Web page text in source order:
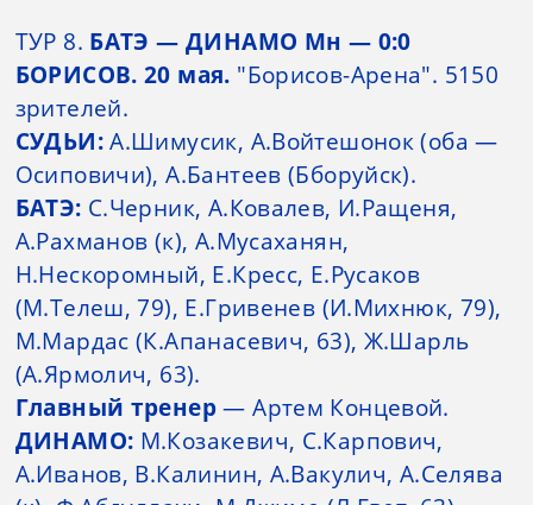
ТУР 8. БАТЭ — ДИНАМО Мн — 0:0
БОРИСОВ. 20 мая. "Борисов-Арена". 5150
зрителей.
СУДЬИ:А.Шимусик, А.Войтешонок (оба —
Осиповичи), А.Бантеев (Бборуйск).
БАТЭ: С.Черник, А.Ковалев, И.Ращеня,
А.Рахманов (к), А.Мусаханян,
Н.Нескоромный, Е.Кресс, Е.Русаков
(М.Телеш, 79), Е.Гривенев (И.Михнюк, 79),
М.Мардас (К.Апанасевич, 63), Ж.Шарль
(А.Ярмолич, 63).
Главный тренер— Артем Концевой.
ДИНАМО: М.Козакевич, С.Карпович,
А.Иванов, В.Калинин, А.Вакулич, А.Селява